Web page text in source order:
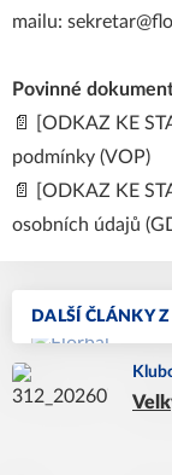
mailu:
Povinné
📄 [ ODKAZ KE
podmínky (VOP)
📄 [ ODKAZ KE
osobních údajů
DALŠÍ ČLÁNKY